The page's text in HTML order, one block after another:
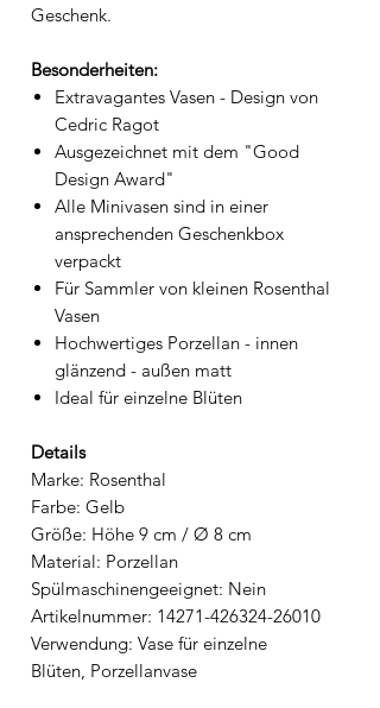
Geschenk.
Besonderheiten:
Extravagantes Vasen - Design von
Cedric Ragot
Ausgezeichnet mit dem "Good
Design Award"
Alle Minivasen sind in einer
ansprechenden Geschenkbox
verpackt
Für Sammler von kleinen Rosenthal
Vasen
Hochwertiges Porzellan - innen
glänzend - außen matt
Ideal für einzelne Blüten
Details
Marke: Rosenthal
Farbe: Gelb
Größe: Höhe 9 cm / Ø 8 cm
Material: Porzellan
Spülmaschinengeeignet: Nein
Artikelnummer: 14271-426324-26010
Verwendung: Vase für einzelne
Blüten, Porzellanvase